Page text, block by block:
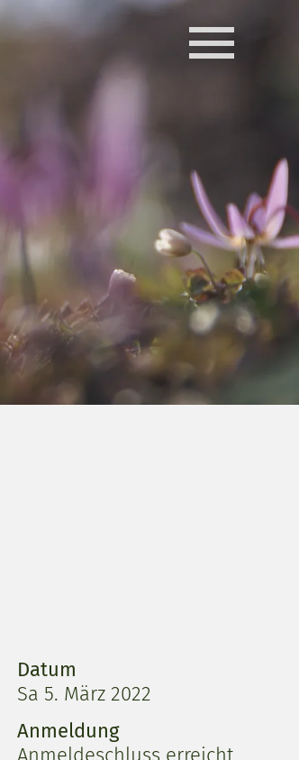
Datum
Sa 5. März 2022
Anmeldung